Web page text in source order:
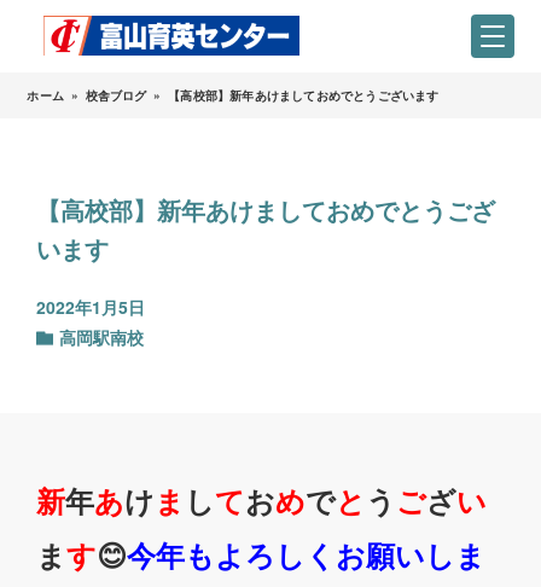
ホーム » 校舎ブログ » 【高校部】新年あけましておめでとうございます
【高校部】新年あけましておめでとうござ
います
2022年1月5日
高岡駅南校
新年あけま しておめでと う ござい
ます😊今年もよろしくお願いしま